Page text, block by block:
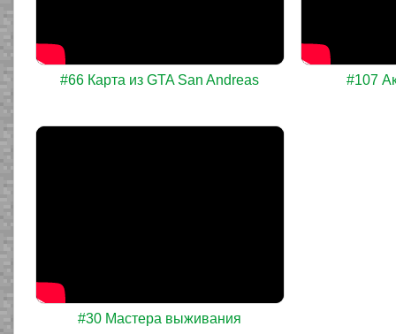
#66 Карта из GTA San Andreas #107
#30 Мастера выживания